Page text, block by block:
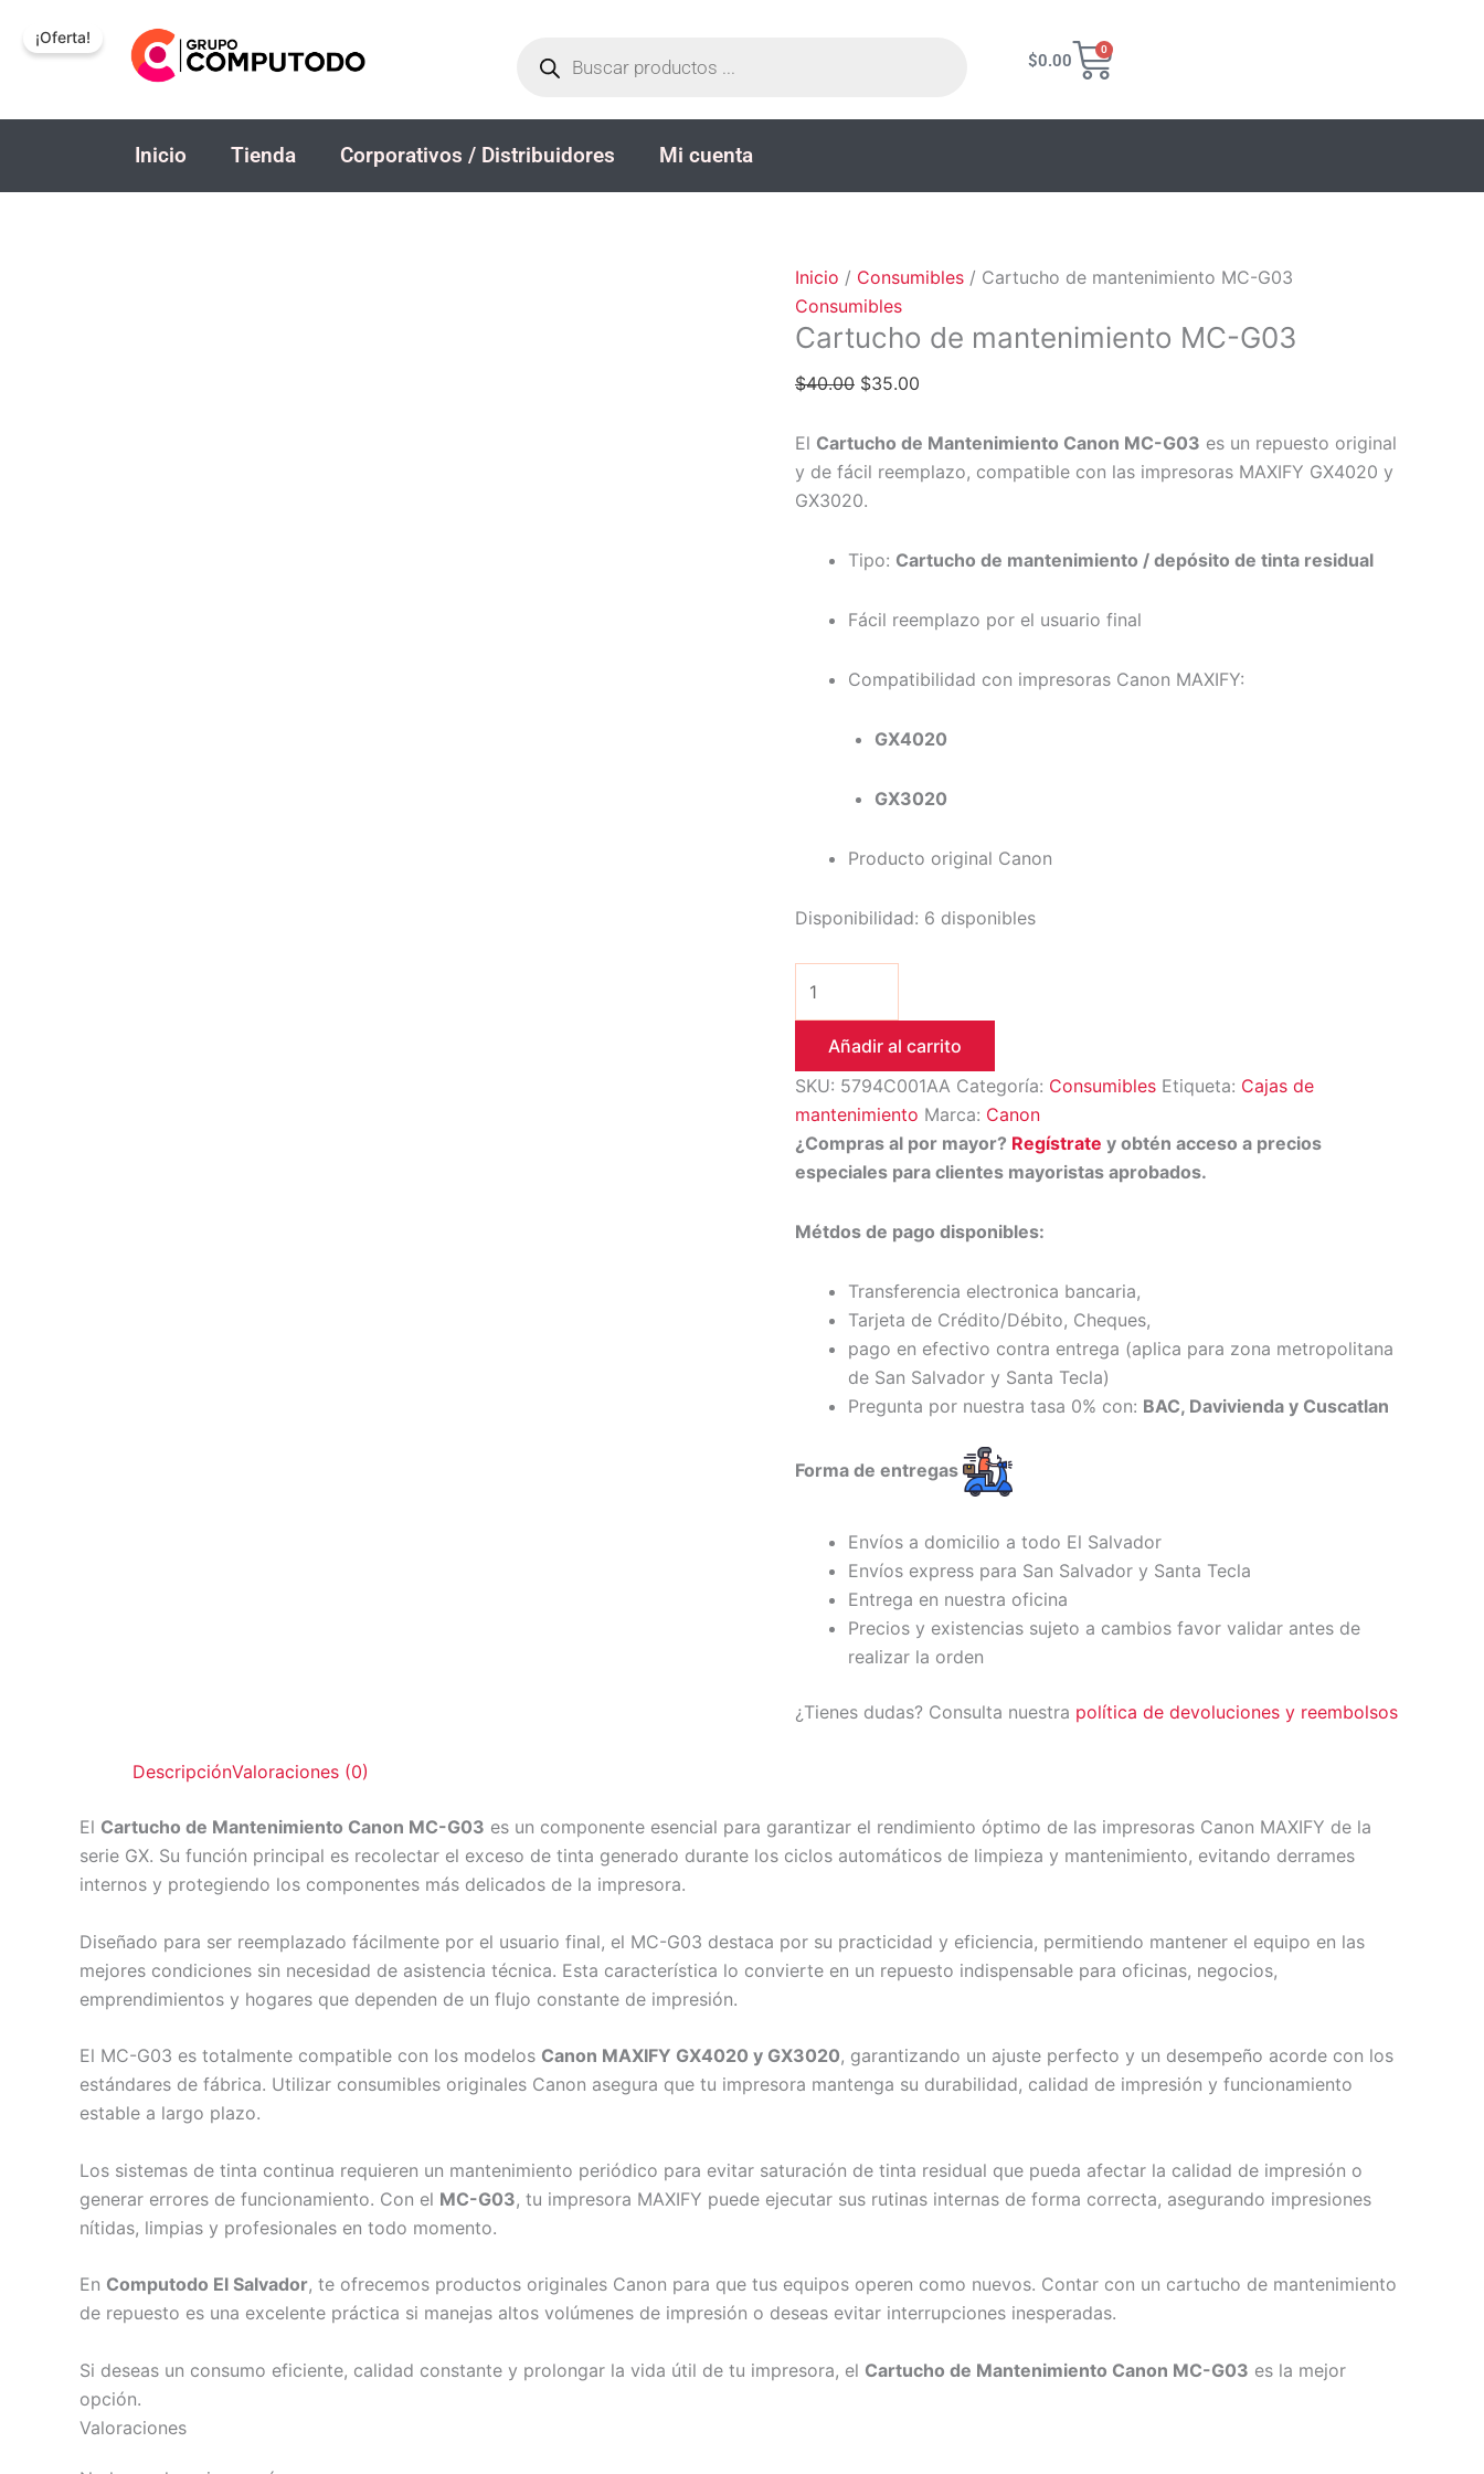
productos
$0.00
0
Carrito
Inicio Tienda Corporativos / Distribuidores Mi cuenta
¡Oferta!
Inicio / Consumibles / Cartucho de mantenimiento MC-G03
Consumibles
Cartucho de mantenimiento MC-G03
$40.00 $35.00
El Cartucho de Mantenimiento Canon MC-G03 es un repuesto original
y de fácil reemplazo, compatible con las impresoras MAXIFY GX4020 y
GX3020.
Tipo: Cartucho de mantenimiento / depósito de tinta residual
Fácil reemplazo por el usuario final
Compatibilidad con impresoras Canon MAXIFY:
GX4020
GX3020
Producto original Canon
Disponibilidad: 6 disponibles
Añadir al carrito
SKU: 5794C001AA Categoría: Consumibles Etiqueta: Cajas de
mantenimiento Marca: Canon
¿Compras al por mayor? Regístrate y obtén acceso a precios
especiales para clientes mayoristas aprobados.
Métdos de pago disponibles:
Transferencia electronica bancaria,
Tarjeta de Crédito/Débito, Cheques,
pago en efectivo contra entrega (aplica para zona metropolitana
de San Salvador y Santa Tecla)
Pregunta por nuestra tasa 0% con: BAC, Davivienda y Cuscatlan
Forma de entregas
Envíos a domicilio a todo El Salvador
Envíos express para San Salvador y Santa Tecla
Entrega en nuestra oficina
Precios y existencias sujeto a cambios favor validar antes de
realizar la orden
¿Tienes dudas? Consulta nuestra política de devoluciones y reembolsos
DescripciónValoraciones (0)
El Cartucho de Mantenimiento Canon MC-G03 es un componente esencial para garantizar el rendimiento óptimo de las impresoras Canon MAXIFY de la
serie GX. Su función principal es recolectar el exceso de tinta generado durante los ciclos automáticos de limpieza y mantenimiento, evitando derrames
internos y protegiendo los componentes más delicados de la impresora.
Diseñado para ser reemplazado fácilmente por el usuario final, el MC-G03 destaca por su practicidad y eficiencia, permitiendo mantener el equipo en las
mejores condiciones sin necesidad de asistencia técnica. Esta característica lo convierte en un repuesto indispensable para oficinas, negocios,
emprendimientos y hogares que dependen de un flujo constante de impresión.
El MC-G03 es totalmente compatible con los modelos Canon MAXIFY GX4020 y GX3020, garantizando un ajuste perfecto y un desempeño acorde con los
estándares de fábrica. Utilizar consumibles originales Canon asegura que tu impresora mantenga su durabilidad, calidad de impresión y funcionamiento
estable a largo plazo.
Los sistemas de tinta continua requieren un mantenimiento periódico para evitar saturación de tinta residual que pueda afectar la calidad de impresión o
generar errores de funcionamiento. Con el MC-G03, tu impresora MAXIFY puede ejecutar sus rutinas internas de forma correcta, asegurando impresiones
nítidas, limpias y profesionales en todo momento.
En Computodo El Salvador, te ofrecemos productos originales Canon para que tus equipos operen como nuevos. Contar con un cartucho de mantenimiento
de repuesto es una excelente práctica si manejas altos volúmenes de impresión o deseas evitar interrupciones inesperadas.
Si deseas un consumo eficiente, calidad constante y prolongar la vida útil de tu impresora, el Cartucho de Mantenimiento Canon MC-G03 es la mejor
opción.
Valoraciones